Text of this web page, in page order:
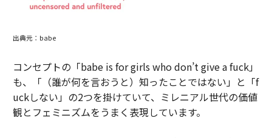
出典元：babe
コンセプトの「babe is for girls who don’t give a fuck」
も、「（誰が何を言おうと）知ったことではない」と「f
uckしない」の2つを掛けていて、ミレニアル世代の価値
観とフェミニズムをうまく表現しています。